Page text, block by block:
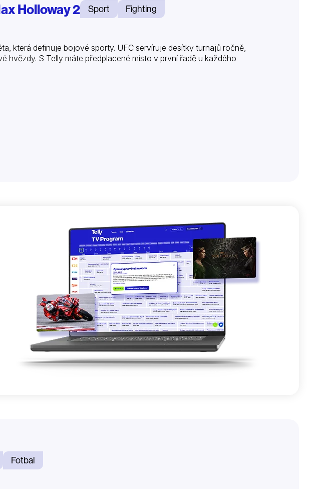
Holloway 2 Sport Fighting
která definuje bojové sporty. UFC servíruje desítky turnajů ročně,
hvězdy. S Telly máte předplacené místo v první řadě u každého
Fotbal